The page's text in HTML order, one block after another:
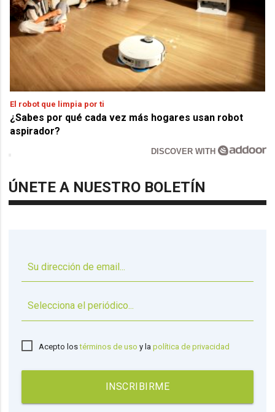
El robot que limpia por ti
¿Sabes por qué cada vez más hogares usan robot
aspirador?
DISCOVER WITH
ÚNETE A NUESTRO BOLETÍN
Acepto lostérminos de uso y lapolítica de privacidad
INSCRIBIRME